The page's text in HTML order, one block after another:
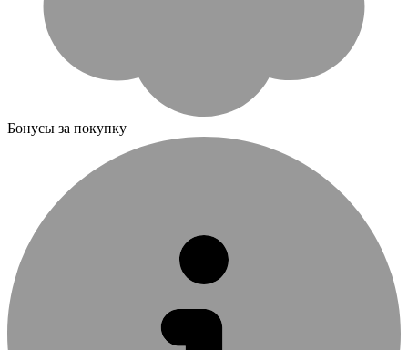
Бонусы за покупку